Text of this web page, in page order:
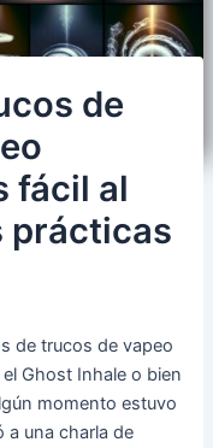
de
fácil al
prácticas
de trucos de vapeo
Ghost Inhale o bien
momento estuvo
a una charla de